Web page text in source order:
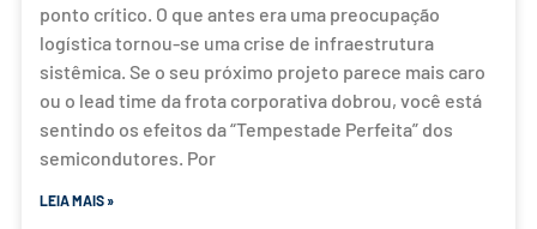
ponto crítico. O que antes era uma preocupação
logística tornou-se uma crise de infraestrutura
sistêmica. Se o seu próximo projeto parece mais caro
ou o lead time da frota corporativa dobrou, você está
sentindo os efeitos da “Tempestade Perfeita” dos
semicondutores. Por
LEIA MAIS »